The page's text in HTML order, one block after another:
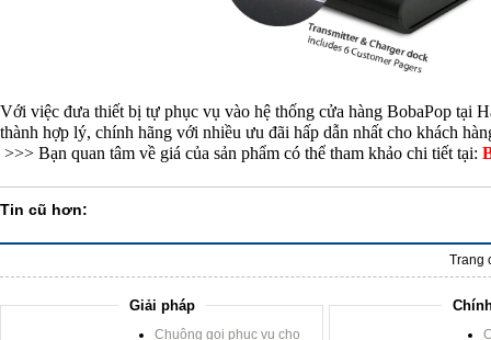
Với việc đưa thiết bị tự phục vụ vào hệ thống cửa hàng BobaPop tại
thành hợp lý, chính hãng với nhiều ưu đãi hấp dẫn nhất cho khách
>>> Bạn quan tâm về giá của sản phẩm có thể tham khảo chi tiết tại:
Tin cũ hơn:
Trang
Giải pháp
Chuông gọi phục vụ cho